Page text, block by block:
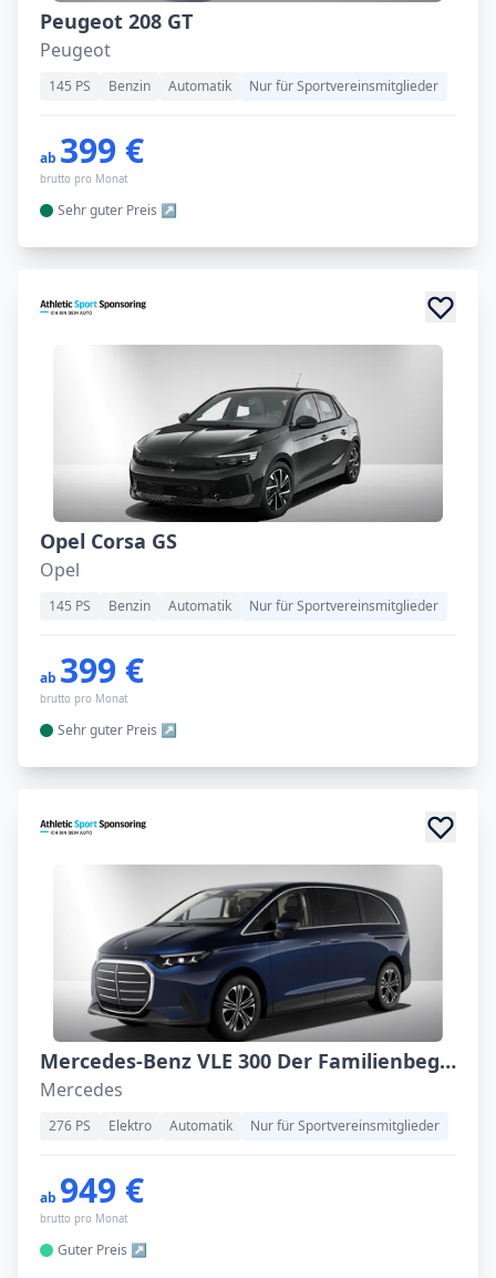
Peugeot 208 GT
Peugeot
145 PS Benzin Automatik Nur für Sportvereinsmitglieder
ab 399 €
brutto pro Monat
Sehr guter Preis
Opel Corsa GS
Opel
145 PS Benzin Automatik Nur für Sportvereinsmitglieder
ab 399 €
brutto pro Monat
Sehr guter Preis
Mercedes-Benz VLE 300 Der Familienbegleiter
Mercedes
276 PS Elektro Automatik Nur für Sportvereinsmitglieder
ab 949 €
brutto pro Monat
Guter Preis